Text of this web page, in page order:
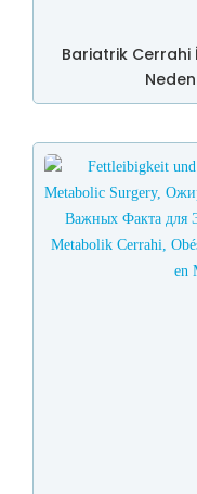
Bariatrik